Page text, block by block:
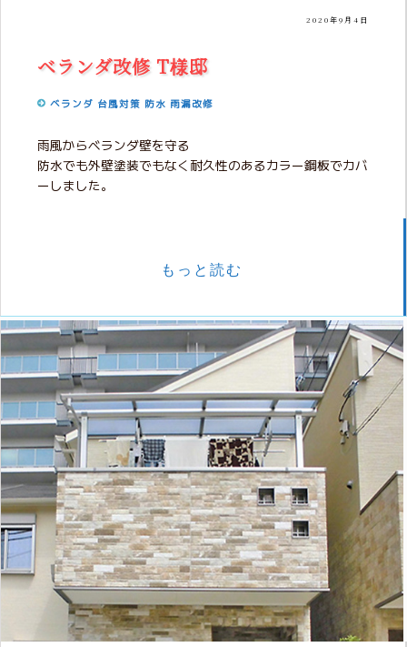
2020年9月4日
ベランダ改修 T様邸
ベランダ 台風対策 防水 雨漏改修
雨風からベランダ壁を守る
防水でも外壁塗装でもなく耐久性のあるカラー鋼板でカバ
ーしました。
もっと読む